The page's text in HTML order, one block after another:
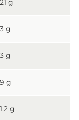
21 g
3 g
3 g
9 g
1,2 g